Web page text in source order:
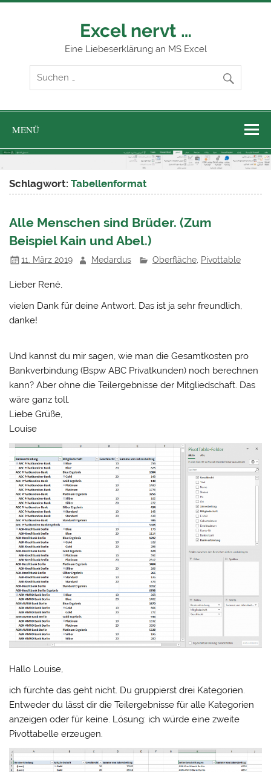
Zum
Excel nervt …
Eine Liebeserklärung an MS Excel
MENÜ
Schlagwort:Tabellenformat
Alle Menschen sind Brüder. (Zum
Beispiel Kain und Abel.)
11. März 2019 Medardus Oberfläche, Pivottable
Lieber René,
vielen Dank für deine Antwort. Das ist ja sehr freundlich,
danke!
Und kannst du mir sagen, wie man die Gesamtkosten pro
Bankverbindung (Bspw ABC Privatkunden) noch berechnen
kann? Aber ohne die Teilergebnisse der Mitgliedschaft. Das
wäre ganz toll.
Liebe Grüße,
Louise
Hallo Louise,
ich fürchte das geht nicht. Du gruppierst drei Kategorien.
Entweder du lässt dir die Teilergebnisse für alle Kategorien
anzeigen oder für keine. Lösung: ich würde eine zweite
Pivottabelle erzeugen.